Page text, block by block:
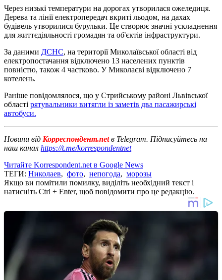
Через низькі температури на дорогах утворилася ожеледиця.
Дерева та лінії електропередач вкриті льодом, на дахах
будівель утворилися бурульки. Це створює значні ускладнення
для життєдіяльності громадян та об'єктів інфраструктури.
За даними ДСНС, на території Миколаївської області від
електропостачання відключено 13 населених пунктів
повністю, також 4 частково. У Миколаєві відключено 7
котелень.
Раніше повідомлялося, що у Стрийському районі Львівської
області рятувальники витягли із заметів два пасажирські
автобуси.
Новини від Корреспондент.netв Telegram. Підписуйтесь на
наш канал https://t.me/korrespondentnet
Читайте Korrespondent.net в Google News
ТЕГИ: Николаев, фото, непогода, морозы
Якщо ви помітили помилку, виділіть необхідний текст і
натисніть Ctrl + Enter, щоб повідомити про це редакцію.